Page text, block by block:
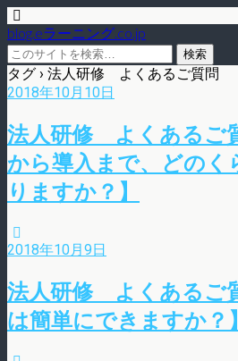
blog.eラーニング.co.jp
タグ › 法人研修 よくあるご質問
2018年10月10日
法人研修 よくあるご
から導入まで、どのく
りますか？】
2018年10月9日
法人研修 よくあるご
は簡単にできますか？】